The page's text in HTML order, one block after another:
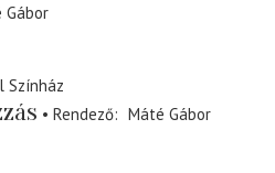
Gábor
Színház
Rendező
Máté Gábor